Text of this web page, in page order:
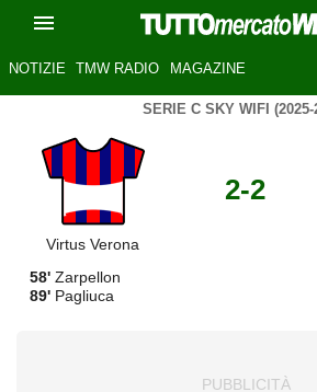
NOTIZIE TMW RADIO MAGAZINE
SERIE C SKY WIFI (2025-
Virtus Verona
2-2
58' Zarpellon
89' Pagliuca